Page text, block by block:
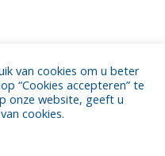
Notary
Privacy
Website door
bureau
van cookies om u beter
“Cookies accepteren” te
onze website, geeft u
cookies.